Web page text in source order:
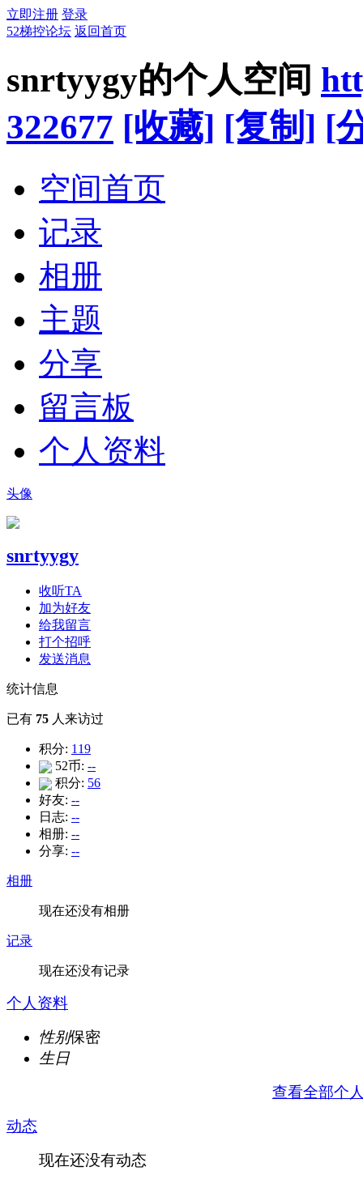
立即注册 登录
52梯控论坛 返回首页
snrtyygy的个人空间
322677 [收藏] [复制] [
空间首页
记录
相册
主题
分享
留言板
个人资料
头像
snrtyygy
收听TA
加为好友
给我留言
打个招呼
发送消息
统计信息
已有 75 人来访过
积分: 119
52币: --
积分: 56
好友: --
日志: --
相册: --
分享: --
相册
现在还没有相册
记录
现在还没有记录
个人资料
性别保密
生日
查看全部个
动态
现在还没有动态